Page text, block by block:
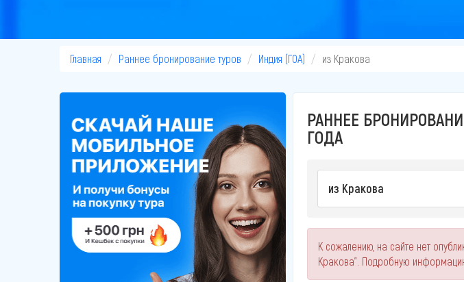
Главная Раннее бронирование туров Индия (ГОА) из Кракова
РАННЕЕ
ГОДА
из Кракова
К сожалению, на сайте нет
Кракова". Подробную